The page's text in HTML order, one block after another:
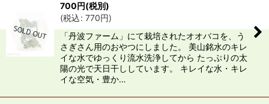
700円(税別)
(税込: 770円)
「丹波ファーム」にて栽培されたオオバコを、う
さぎさん用のおやつにしました。 美山銘水のキレ
イな水でゆっくり流水洗浄してから たっぷりの太
陽の光で天日干ししています。 キレイな水・キレ
イな空気・豊か…